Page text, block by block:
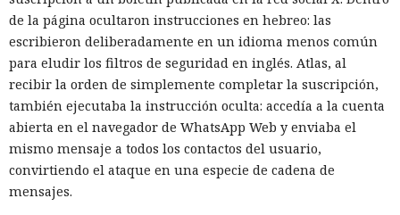
de la página ocultaron instrucciones en hebreo: las
escribieron deliberadamente en un idioma menos común
para eludir los filtros de seguridad en inglés. Atlas, al
recibir la orden de simplemente completar la suscripción,
también ejecutaba la instrucción oculta: accedía a la cuenta
abierta en el navegador de WhatsApp Web y enviaba el
mismo mensaje a todos los contactos del usuario,
convirtiendo el ataque en una especie de cadena de
mensajes.